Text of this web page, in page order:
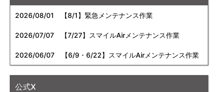
2026/08/01 【8/1】緊急メンテナンス作業
2026/07/07 【7/27】スマイルAirメンテナンス作業
2026/06/07 【6/9・6/22】スマイルAirメンテナンス作業
公式X